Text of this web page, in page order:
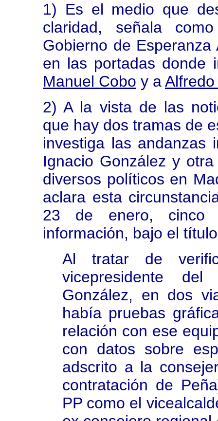
1) Es el medio que
claridad, señala
Gobierno de
en las portadas donde
Manuel Cobo y a
2) A la vista de las
que hay dos tramas de
investiga las andanzas
Ignacio González y
diversos políticos en
aclara esta
23 de enero, cinco
información, bajo el título
Al tratar de
vicepresidente
González, en dos
había pruebas
relación con ese
con datos sobre
adscrito a la
contratación de
PP como el